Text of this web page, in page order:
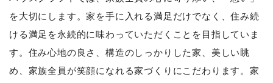
を大切にします。家を手に入れる満足だけでなく、住み続
ける満足を永続的に味わっていただくことを目指していま
す。住み心地の良さ、構造のしっかりした家、美しい眺
め、家族全員が笑顔になれる家づくりにこだわります。家